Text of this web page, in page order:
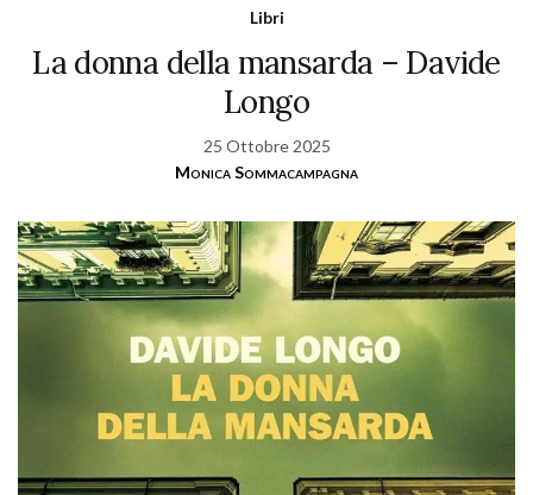
Libri
La donna della mansarda – Davide
Longo
25 Ottobre 2025
Monica Sommacampagna